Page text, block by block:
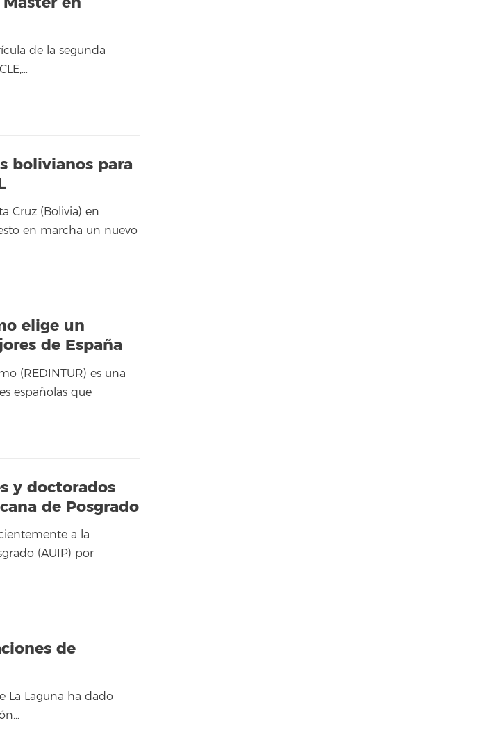
de la segunda
bolivianos para
Cruz (Bolivia) en
en marcha un nuevo
elige un
de España
(REDINTUR) es una
españolas que
y doctorados
de Posgrado
a la
(AUIP) por
de
La Laguna ha dado